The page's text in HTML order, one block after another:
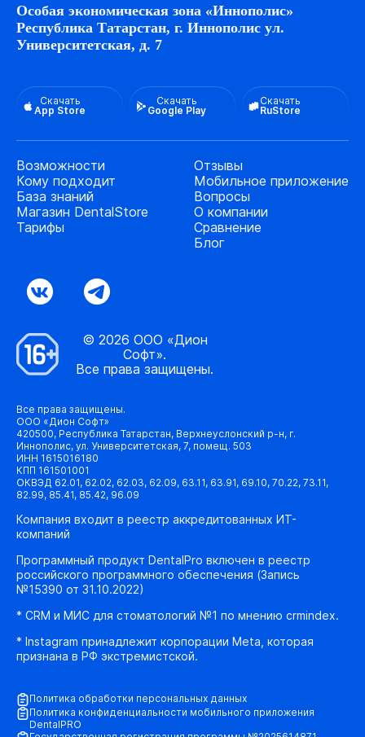
Особая экономическая зона «Иннополис»
Республика Татарстан, г. Иннополис ул.
Университетская, д. 7
Скачать
App Store
Скачать
Google Play
Скачать
RuStore
Возможности
Кому подходит
База знаний
Магазин DentalStore
Тарифы
Отзывы
Мобильное приложение
Вопросы
О компании
Сравнение
Блог
© 2026 ООО «Дион
Софт».
Все права защищены.
Все права защищены.
ООО «Дион Софт»
420500, Республика Татарстан, Верхнеуслонский р-н, г.
Иннополис, ул. Университетская, 7, помещ. 503
ИНН 1615016180
КПП 161501001
ОКВЭД 62.01, 62.02, 62.03, 62.09, 63.11, 63.91, 69.10, 70.22, 73.11,
82.99, 85.41, 85.42, 96.09
Компания входит в реестр аккредитованных ИТ-
компаний
Программный продукт DentalPro включен в реестр
российского программного обеспечения (Запись
№15390 от 31.10.2022)
* CRM и МИС для стоматологий №1 по мнению crmindex.
* Instagram принадлежит корпорации Meta, которая
признана в РФ экстремистской.
Политика обработки персональных данных
Политика конфиденциальности мобильного приложения
DentalPRO